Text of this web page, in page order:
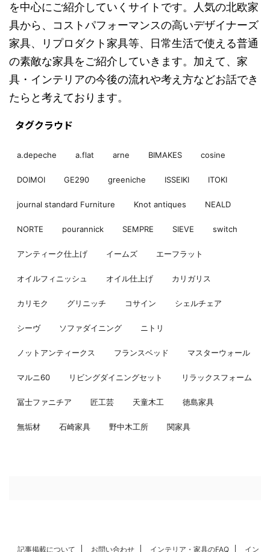
を中心にご紹介していくサイトです。人気の北欧家
具から、コストパフォーマンスの高いデザイナーズ
家具、リプロダクト家具等、日常生活で使える普通
の素敵な家具をご紹介していきます。加えて、家
具・インテリアの今後の流れや考え方などお話でき
たらと考えております。
タグクラウド
a.depeche a.flat arne BIMAKES cosine
DOIMOI GE290 greeniche ISSEIKI ITOKI
journal standard Furniture Knot antiques NEALD
NORTE pourannick SEMPRE SIEVE switch
アンティーク仕上げ イームズ エーフラット
オイルフィニッシュ オイル仕上げ カリガリス
カリモク グリニッチ コサイン シェルチェア
シーヴ ソファダイニング ニトリ
ノットアンティークス フランスベッド マスターウォール
マルニ60 リビングダイニングセット リラックスフォーム
冨士ファニチア 匠工芸 天童木工 徳島家具
無垢材 石崎家具 野中木工所 関家具
記事掲載について お問い合わせ インテリア・家具のFAQ イン